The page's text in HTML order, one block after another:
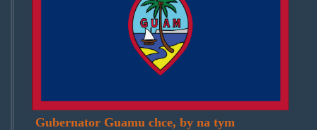
Gubernator Guamu chce, by na tym